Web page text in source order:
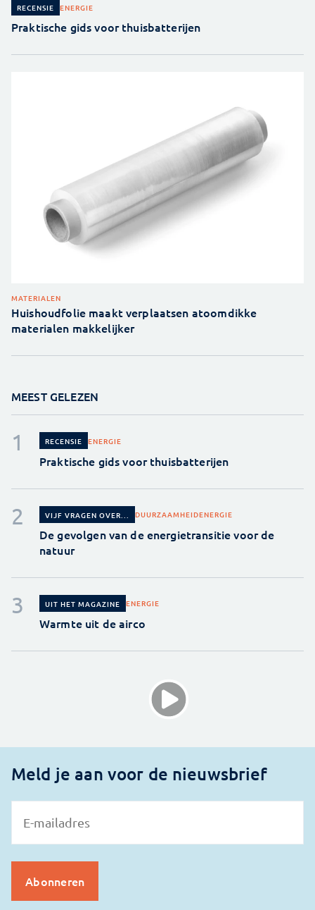
RECENSIE ENERGIE
Praktische gids voor thuisbatterijen
MATERIALEN
Huishoudfolie maakt verplaatsen atoomdikke
materialen makkelijker
MEEST GELEZEN
RECENSIE ENERGIE
Praktische gids voor thuisbatterijen
VIJF VRAGEN OVER... DUURZAAMHEIDENERGIE
De gevolgen van de energietransitie voor de
natuur
UIT HET MAGAZINE ENERGIE
Warmte uit de airco
Meld je aan voor de nieuwsbrief